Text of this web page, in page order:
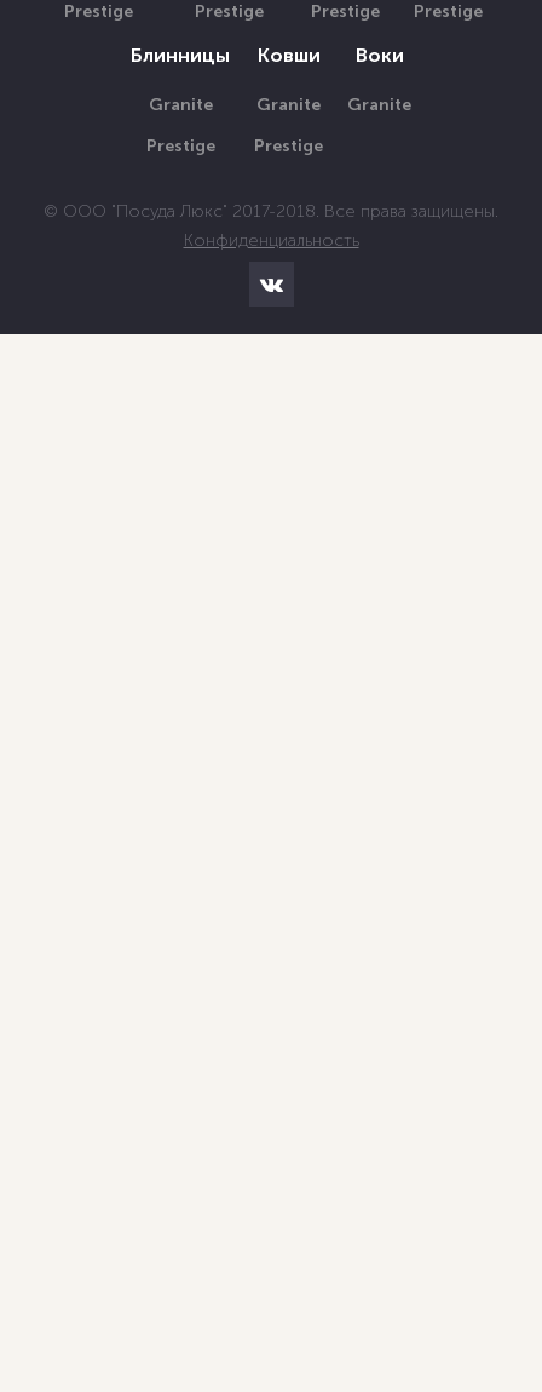
Prestige
Prestige
Prestige
Prestige
Блинницы
Granite
Prestige
Ковши
Granite
Prestige
Воки
Granite
© ООО "Посуда Люкс" 2017-2018. Все права защищены.
Конфиденциальность